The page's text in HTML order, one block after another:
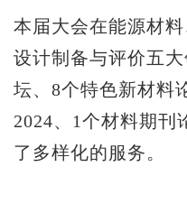
本届大会在能源材
设计制备与评价五
坛、8个特色新材料
2024、1个材料期刊
了多样化的服务。